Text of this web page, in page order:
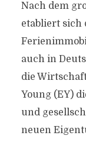
Nach dem
etabliert sich
auch in
die
Young (EY)
und
neuen